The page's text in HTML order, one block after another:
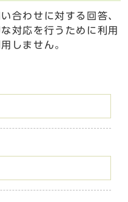
合わせに対する回答、
対応を行うために利用
しません。